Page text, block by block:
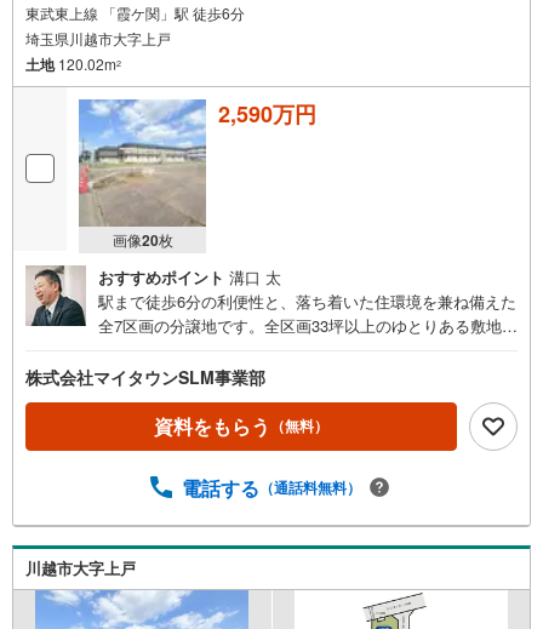
東武東上線 「霞ケ関」駅 徒歩6分
埼玉県川越市大字上戸
土地120.02m2
画像20枚
2,590万円
おすすめポイント 溝口 太
駅まで徒歩6分の利便性と、落ち着いた住環境を兼ね備えた
全7区画の分譲地です。全区画33坪以上のゆとりある敷地
いづくりをお楽しみいただけます。小学校やスーパーが徒
歩10分以内に揃い、子育て世代にもおすすめのロケーショ
ン。現地の陽当たりや街並みをぜひご覧ください。ぜひ
「現地見学（無料）」をクリックして、ご確認ください！
ん、周辺環境についても詳しくご説明いたします。事前に
にしっかりとご説明させていただきます。■営業時間AM9:0
0～PM20:00定休日火曜日・水曜日営業時間内でのお電話で
のお問い合わせがスムーズです。お気軽にマイタウンふじ
み野店までお問い合わせ下さい。
株式会社マイタウンSLM事業部
資料をもらう （無料）
電話する （通話料無料）
川越市大字上戸